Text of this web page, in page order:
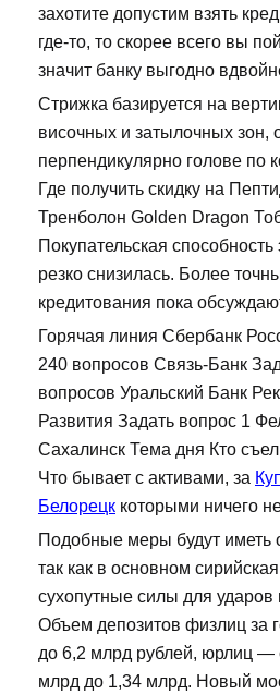
захотите допустим взять
где-то, то скорее всего вы
значит банку выгодно
Стрижка базируется на
височных и затылочных зон,
перпендикулярно голове по
Где получить скидку на
Тренболон Golden Dragon
Покупательская способность
резко снизилась. Более
кредитования пока
Горячая линия Сбербанк
240 вопросов Связь-Банк
вопросов Уральский Банк
Развития Задать вопрос 1
Сахалинск Тема дня Кто
Что бывает с активами, за
Белорецк которыми ничего
Подобные меры будут иметь
так как в основном
сухопутные силы для ударов
Объем депозитов физлиц за
до 6,2 млрд рублей, юрлиц —
млрд до 1,34 млрд. Новый